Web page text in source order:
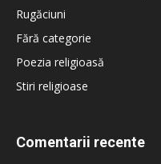
Rugăciuni
Fără categorie
Poezia religioasă
Stiri religioase
Comentarii recente